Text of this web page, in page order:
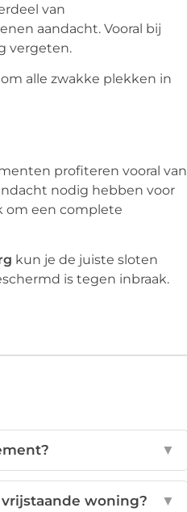
van
aandacht. Vooral bij
vergeten.
alle zwakke plekken in
profiteren vooral van
nodig hebben voor
om een complete
kun je de juiste sloten
is tegen inbraak.
▼
woning? ▼